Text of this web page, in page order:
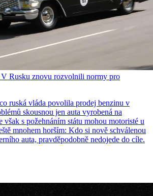
Rusku znovu rozvolnili normy pro
ruská vláda povolila prodej benzinu v
skousnou jen auta vyrobená na
však s požehnáním státu mohou motoristé u
mnohem horším: Kdo si nově schválenou
auta, pravděpodobně nedojede do cíle.